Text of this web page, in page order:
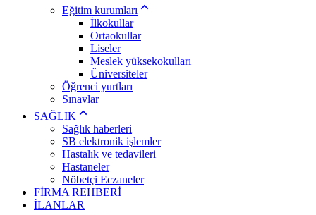
Eğitim kurumları
İlkokullar
Ortaokullar
Liseler
Meslek yüksekokulları
Üniversiteler
Öğrenci yurtları
Sınavlar
SAĞLIK
Sağlık haberleri
SB elektronik işlemler
Hastalık ve tedavileri
Hastaneler
Nöbetçi Eczaneler
FİRMA REHBERİ
İLANLAR